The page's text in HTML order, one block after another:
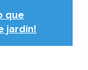
que
jardín!